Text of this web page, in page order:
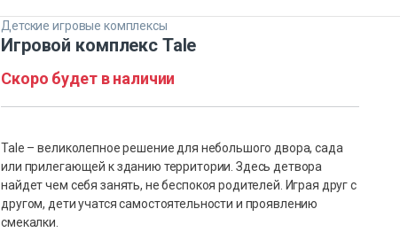
Детские игровые комплексы
Игровой комплекс Tale
Скоро будет в наличии
Tale – великолепное решение для небольшого двора, сада
или прилегающей к зданию территории. Здесь детвора
найдет чем себя занять, не беспокоя родителей. Играя друг с
другом, дети учатся самостоятельности и проявлению
смекалки.